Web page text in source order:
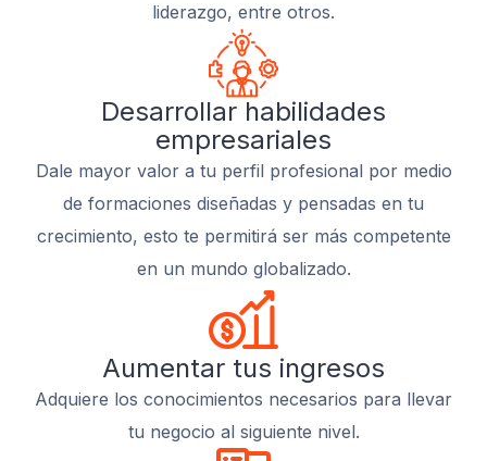
liderazgo, entre otros.
Desarrollar habilidades
empresariales
Dale mayor valor a tu perfil profesional por medio
de formaciones diseñadas y pensadas en tu
crecimiento, esto te permitirá ser más competente
en un mundo globalizado.
Aumentar tus ingresos
Adquiere los conocimientos necesarios para llevar
tu negocio al siguiente nivel.